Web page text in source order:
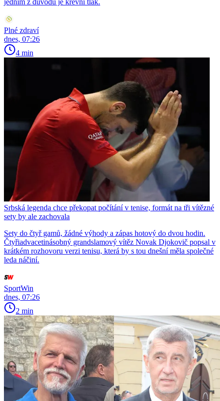
Plné zdraví
dnes, 07:26
4 min
Srbská legenda chce překopat počítání v tenise, formát na tři vítězné
sety by ale zachovala
Sety do čtyř gamů, žádné výhody a zápas hotový do dvou hodin.
Čtyřiadvacetinásobný grandslamový vítěz Novak Djokovič popsal v
krátkém rozhovoru verzi tenisu, která by s tou dnešní měla společné
leda náčiní.
SportWin
dnes, 07:26
2 min